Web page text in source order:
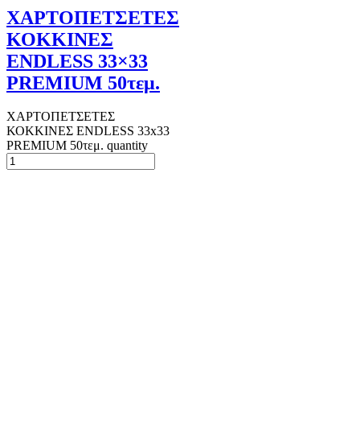
ΧΑΡΤΟΠΕΤΣΕΤΕΣ
ΚΟΚΚΙΝΕΣ
ENDLESS 33×33
PREMIUM 50τεμ.
ΧΑΡΤΟΠΕΤΣΕΤΕΣ
ΚΟΚΚΙΝΕΣ ENDLESS 33x33
PREMIUM 50τεμ. quantity